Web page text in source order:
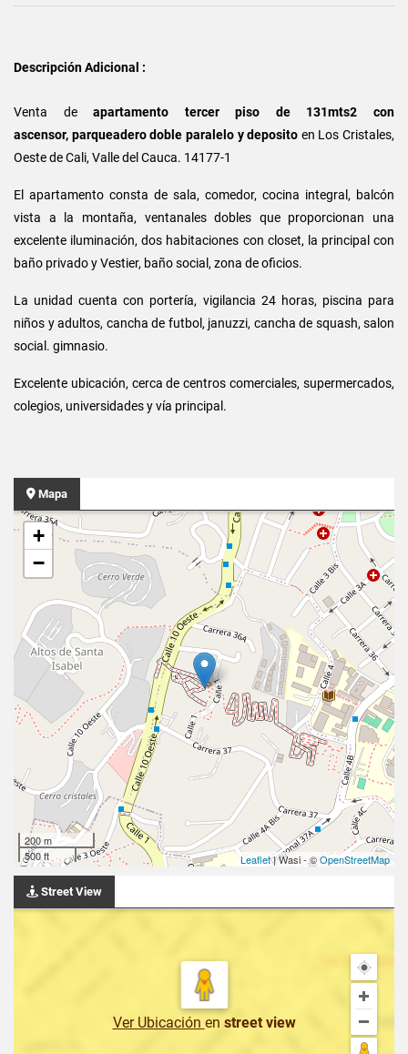
Descripción Adicional :
Venta deapartamento tercer piso de 131mts2 con
ascensor, parqueadero doble paralelo y deposito en Los Cristales,
Oeste de Cali, Valle del Cauca. 14177-1
El apartamento consta de sala, comedor, cocina integral, balcón
vista a la montaña, ventanales dobles que proporcionan una
excelente iluminación, dos habitaciones con closet, la principal con
baño privado y Vestier, baño social, zona de oficios.
La unidad cuenta con portería, vigilancia 24 horas, piscina para
niños y adultos, cancha de futbol, januzzi, cancha de squash, salon
social. gimnasio.
Excelente ubicación, cerca de centros comerciales, supermercados,
colegios, universidades y vía principal.
Mapa
+
−
200 m
500 ft
Leaflet| Wasi - ©OpenStreetMap
Street View
Ver Ubicación en street view